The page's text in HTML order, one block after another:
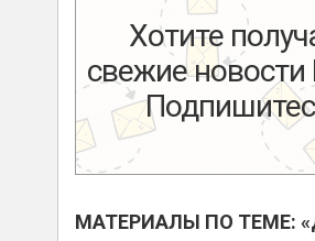
Хотите
свежие новости
МАТЕРИАЛЫ ПО ТЕМЕ: